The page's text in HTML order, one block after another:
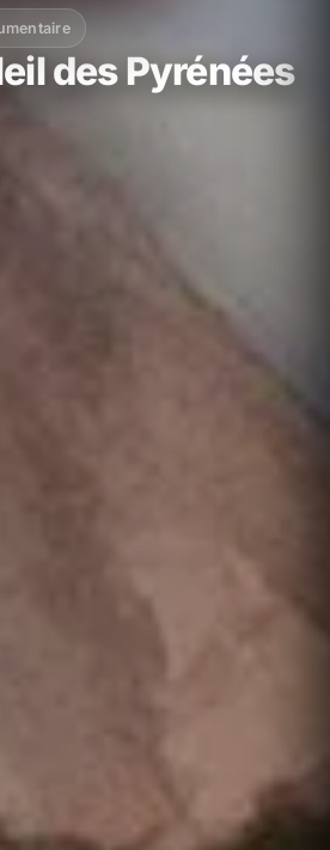
des Pyrénées